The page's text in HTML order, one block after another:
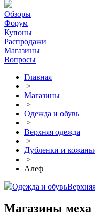
Обзоры
Форум
Купоны
Распродажи
Магазины
Вопросы
Главная
>
Магазины
>
Одежда и обувь
>
Верхняя одежда
>
Дубленки и
>
Алеф
Одежда и обувь
Магазины